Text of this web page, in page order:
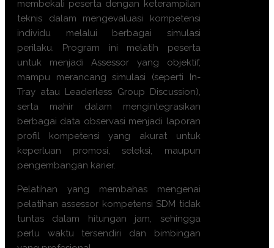
membekali peserta dengan keterampilan
teknis dalam mengevaluasi kompetensi
individu melalui berbagai simulasi
perilaku. Program ini melatih peserta
untuk menjadi Assessor yang objektif,
mampu merancang simulasi (seperti In-
Tray atau Leaderless Group Discussion),
serta mahir dalam mengintegrasikan
berbagai data observasi menjadi laporan
profil kompetensi yang akurat untuk
keperluan promosi, seleksi, maupun
pengembangan karier.
Pelatihan yang membahas mengenai
pelatihan assessor kompetensi SDM tidak
tuntas dalam hitungan jam, sehingga
perlu waktu tersendiri dan bimbingan